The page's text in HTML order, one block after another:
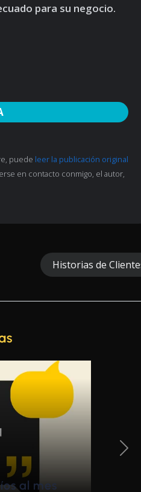
para su negocio.
puede leer la publicación original
en contacto conmigo, el autor,
Historias de